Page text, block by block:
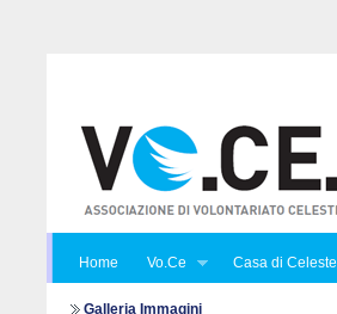
Home Vo.Ce Casa di Celeste
Galleria Immagini